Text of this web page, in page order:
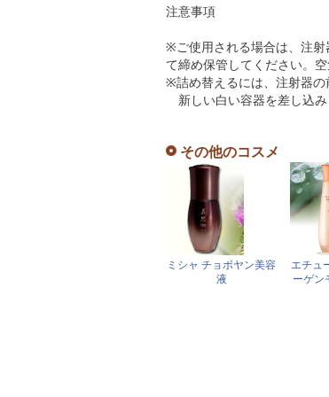
注意事項
※ご使用される場合は、注射
て締め保管してください。
※詰め替えるには、注射器の
新しい白い容器を差し込み
その他のコスメ
ミシャ チョボヤン美容
液
エチュ
ーゲン